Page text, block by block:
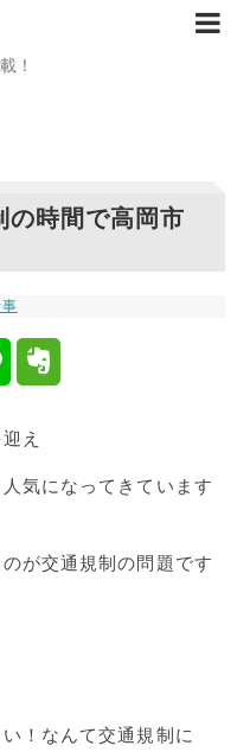
！
の時間で高岡市
え
気になってきています
が交通規制の問題です
！なんて交通規制に